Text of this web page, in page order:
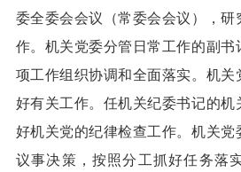
委全委会会议（常委会会议），研
作。机关党委分管日常工作的副书
项工作组织协调和全面落实。机关
好有关工作。任机关纪委书记的机
好机关党的纪律检查工作。机关党
议事决策，按照分工抓好任务落